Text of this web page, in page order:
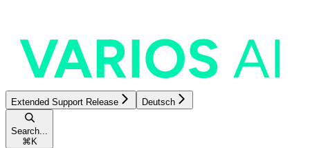
Extended Support Release Deutsch
Search...
⌘ K